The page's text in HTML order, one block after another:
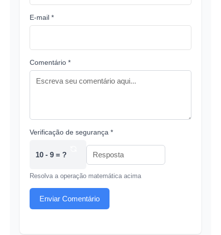
E-mail *
Comentário *
Verificação de segurança *
10 - 9 = ?
Resolva a operação matemática acima
Enviar Comentário